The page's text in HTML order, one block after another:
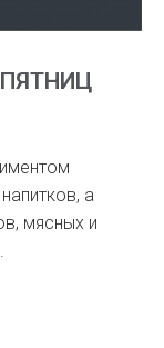
ПЯТНИЦ
а
мясных и